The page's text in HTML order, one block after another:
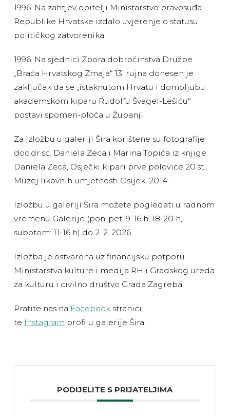
1996. Na zahtjev obitelji Ministarstvo pravosuđa
Republike Hrvatske izdalo uvjerenje o statusu
političkog zatvorenika
1996. Na sjednici Zbora dobročinstva Družbe
„Braća Hrvatskog Zmaja“ 13. rujna donesen je
zaključak da se „istaknutom Hrvatu i domoljubu
akademskom kiparu Rudolfu Švagel-Lešiću“
postavi spomen-ploča u Županji
Za izložbu u galeriji Šira korištene su fotografije
doc.dr.sc. Daniela Zeca i Marina Topića iz knjige
Daniela Zeca, Osječki kipari prve polovice 20.st.,
Muzej likovnih umjetnosti Osijek, 2014.
Izložbu u galeriji Šira možete pogledati u radnom
vremenu Galerije (pon-pet: 9-16 h, 18-20 h,
subotom: 11-16 h) do 2. 2. 2026.
Izložba je ostvarena uz financijsku potporu
Ministarstva kulture i medija RH i Gradskog ureda
za kulturu i civilno društvo Grada Zagreba.
Pratite nas na Facebookstranici
te Instagram profilu galerije Šira.
PODIJELITE S PRIJATELJIMA